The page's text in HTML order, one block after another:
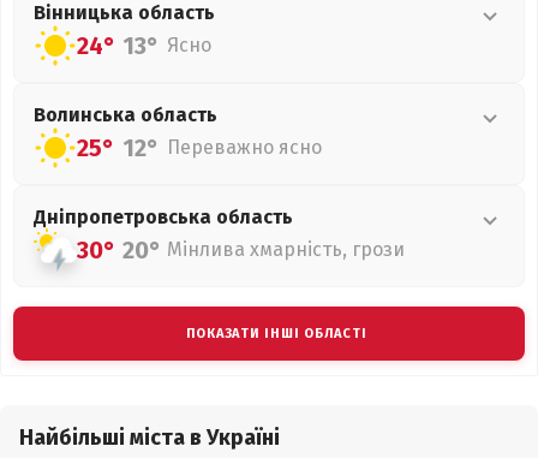
Вінницька область
24° 13° Ясно
Волинська область
25° 12° Переважно ясно
Дніпропетровська область
30° 20° Мінлива хмарність, грози
ПОКАЗАТИ ІНШІ ОБЛАСТІ
Найбільші міста в Україні